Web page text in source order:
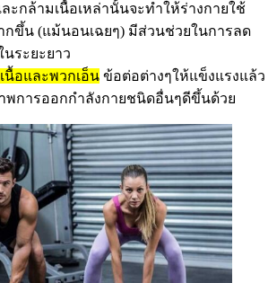
ะกล้ามเนื้อเหล่านั้นจะทำให้ร่างกายใช้
กขึ้น (แม้นอนเฉยๆ) มีส่วนช่วยในการลด
ระยะยาว
นื้อและพวกเอ็น ข้อต่อต่างๆให้แข็งแรงแล้ว
พการออกกำลังกายชนิดอื่นๆดีขึ้นด้วย